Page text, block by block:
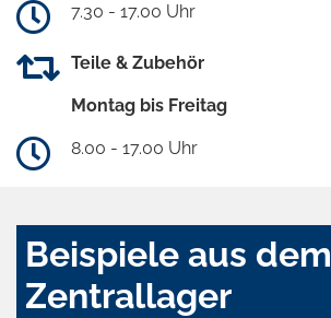
7.30 - 17.00 Uhr
Teile & Zubehör
Montag bis Freitag
8.00 - 17.00 Uhr
Beispiele aus dem
Zentrallager